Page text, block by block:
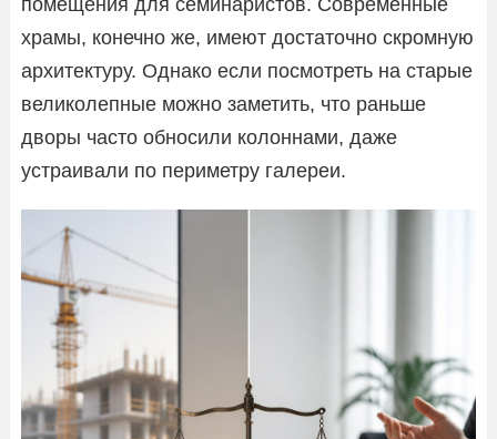
храмы, конечно же, имеют достаточно скромную
архитектуру. Однако если посмотреть на старые
великолепные можно заметить, что раньше
дворы часто обносили колоннами, даже
устраивали по периметру галереи.